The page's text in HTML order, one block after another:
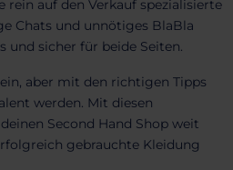
rein auf den Verkauf spezialisierte
Chats und unnötiges BlaBla
und sicher für beide Seiten.
aber mit den richtigen Tipps
werden. Mit diesen
Second Hand Shop weit
gebrauchte Kleidung